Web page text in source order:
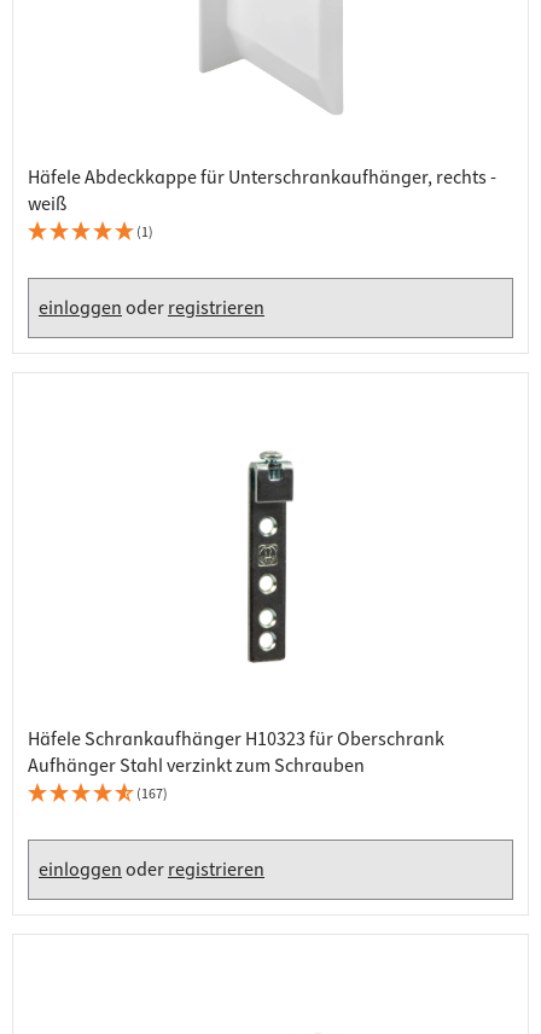
Häfele Abdeckkappe für Unterschrankaufhänger, rechts -
weiß
(1)
einloggenoderregistrieren
Häfele Schrankaufhänger H10323 für Oberschrank
Aufhänger Stahl verzinkt zum Schrauben
(167)
einloggenoderregistrieren